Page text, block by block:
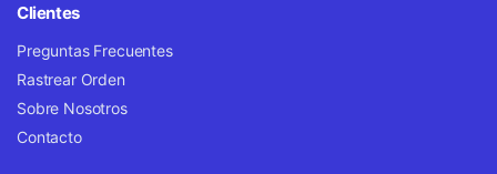
Clientes
Preguntas Frecuentes
Rastrear Orden
Sobre Nosotros
Contacto